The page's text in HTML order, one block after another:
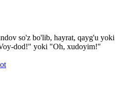
so'z bo'lib, hayrat, qayg'u yoki
dod!" yoki "Oh, xudoyim!"